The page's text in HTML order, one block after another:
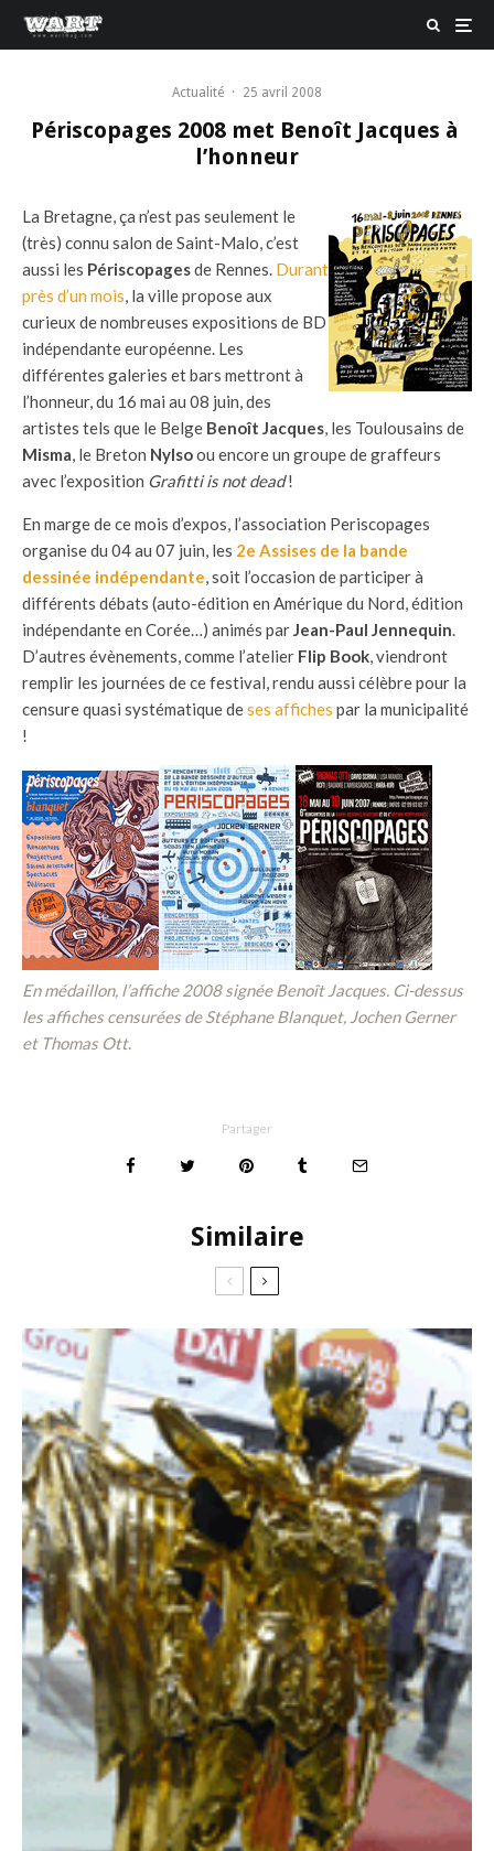
Actualité · 25 avril 2008
Périscopages 2008 met Benoît Jacques à
l’honneur
La Bretagne, ça n’est pas seulement le
(très) connu salon de Saint-Malo, c’est
aussi les Périscopagesde Rennes. Durant
près d’un mois, la ville propose aux
curieux de nombreuses expositions de BD
indépendante européenne. Les
différentes galeries et bars mettront à
l’honneur, du 16 mai au 08 juin, des
artistes tels que le Belge Benoît Jacques, les Toulousains de
Misma, le Breton Nylsoou encore un groupe de graffeurs
avec l’exposition Grafitti is not dead!
En marge de ce mois d’expos, l’association Periscopages
organise du 04 au 07 juin, les 2e Assises de la bande
dessinée indépendante, soit l’occasion de participer à
différents débats (auto-édition en Amérique du Nord, édition
indépendante en Corée…) animés parJean-Paul Jennequin.
D’autres évènements, comme l’atelier Flip Book, viendront
remplir les journées de ce festival, rendu aussi célèbre pour la
censure quasi systématique deses affiches par la municipalité
!
En médaillon, l’affiche 2008 signée Benoît Jacques. Ci-dessus
les affiches censurées de Stéphane Blanquet, Jochen Gerner
et Thomas Ott.
Partager
Similaire